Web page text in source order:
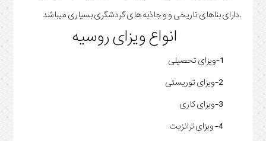
.دارای بناهای تاریخی و و جاذبه های گردشگری بسیاری میباشد
انواع ویزای روسیه
1-ویزای تحصیلی
2-ویزای توریستی
3-ویزای کاری
4- ویزای ترانزیت